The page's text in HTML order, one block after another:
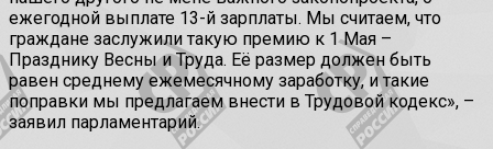
ежегодной выплате 13-й зарплаты. Мы считаем, что
граждане заслужили такую премию к 1 Мая –
Празднику Весны и Труда. Её размер должен быть
равен среднему ежемесячному заработку, и такие
поправки мы предлагаем внести в Трудовой кодекс», –
заявил парламентарий.